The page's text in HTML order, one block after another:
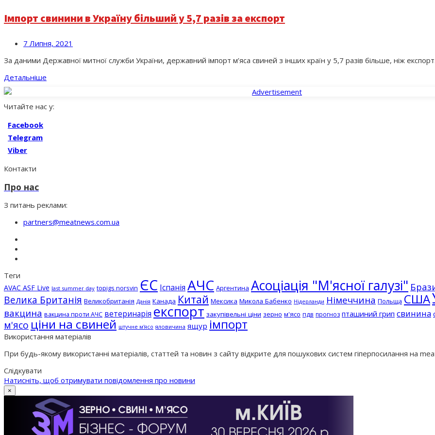
Імпорт свинини в Україну більший у 5,7 разів за експорт
7 Липня, 2021
За даними Державної митної служби України, державний імпорт м’яса свиней з інших країн у 5,7 разів більше, ніж
Детальніше
Читайте нас у:
Facebook
Telegram
Viber
Контакти
Про нас
З питань реклами:
partners@meatnews.com.ua
Теги
AVAC ASF Live last summer day topigs norsvin ЄС Іспанія АЧС Аргентина Асоціація "М'ясної галузі"
Велика Британія Великобританія Данія Канада Китай Мексика Микола Бабенко Нідерланди Німеччина Польща США
вакцина вакцина проти АЧС ветеринарія експорт закупівельні ціни зерно м'ясо пдв прогноз пташиний грип свинина
м'ясо ціни на свиней штучне м'ясо яловичина ящур імпорт
Використання матеріалів
При будь-якому використанні матеріалів, статтей та новин з сайту відкрите для пошукових систем гіперпосилання на
Слідкувати
Натисніть, щоб отримувати повідомлення про новини
×